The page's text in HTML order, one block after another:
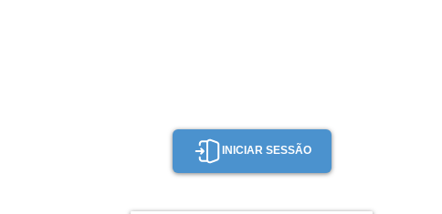
INICIAR SESSÃO